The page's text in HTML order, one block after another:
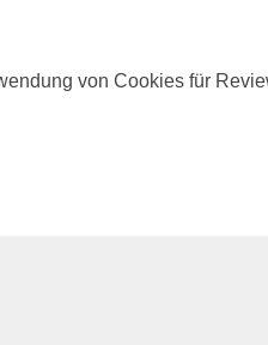
von Cookies für